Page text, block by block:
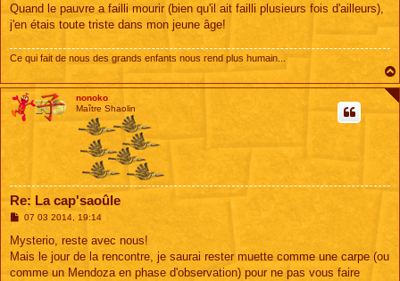
Quand le pauvre a failli mourir (bien qu'il ait failli plusieurs fois d'ailleurs),
j'en étais toute triste dans mon jeune âge!
Ce qui fait de nous des grands enfants nous rend plus humain...
nonoko
Maître Shaolin
Re: La cap'saoûle
M
s
s
a
g
07 03 2014, 19:14
Mysterio, reste avec nous!
Mais le jour de la rencontre, je saurai rester muette comme une carpe (ou
comme un Mendoza en phase d'observation) pour ne pas vous faire